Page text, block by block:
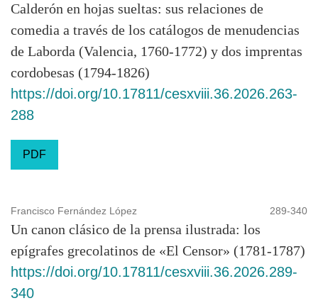
Calderón en hojas sueltas: sus relaciones de
comedia a través de los catálogos de menudencias
de Laborda (Valencia, 1760-1772) y dos imprentas
cordobesas (1794-1826)
https://doi.org/10.17811/cesxviii.36.2026.263-
288
PDF
Francisco Fernández López 289-340
Un canon clásico de la prensa ilustrada: los
epígrafes grecolatinos de «El Censor» (1781-1787)
https://doi.org/10.17811/cesxviii.36.2026.289-
340